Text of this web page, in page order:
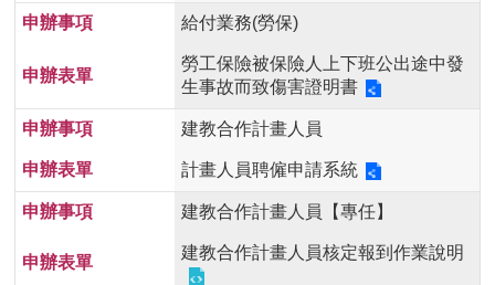
給付業務(勞保)
勞工保險被保險人上下班公出途中發
生事故而致傷害證明書
建教合作計畫人員
計畫人員聘僱申請系統
建教合作計畫人員【專任】
建教合作計畫人員核定報到作業說明